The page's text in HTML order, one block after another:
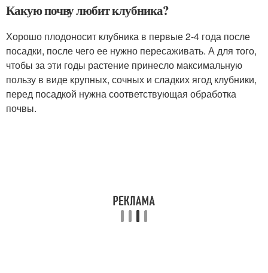
Какую почву любит клубника?
Хорошо плодоносит клубника в первые 2-4 года после
посадки, после чего ее нужно пересаживать. А для того,
чтобы за эти годы растение принесло максимальную
пользу в виде крупных, сочных и сладких ягод клубники,
перед посадкой нужна соответствующая обработка
почвы.